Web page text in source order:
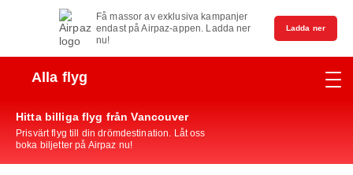
Få massor av exklusiva kampanjer
endast på Airpaz-appen. Ladda ner
nu!
Ladda ner
Alla flyg
Hitta billiga flyg från Vancouver
Prisvärt flyg till din drömdestination. Låt oss
boka biljetter på Airpaz nu!